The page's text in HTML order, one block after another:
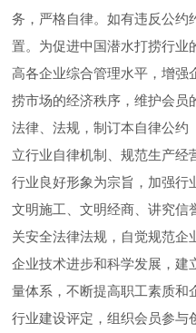
务，严格自律。如有违反公约
置。为促进中国潜水打捞行业
高各企业综合管理水平，增强
捞市场的经济秩序，维护会员
法律、法规，制订本自律公约
立行业自律机制、规范生产经
行业良好形象为宗旨，加强行
文明施工、文明经商、讲究信
关安全法律法规，自觉规范企
企业技术进步和科学发展，建
量体系，不断提高职工素质和
行业建设评定，组织会员参与